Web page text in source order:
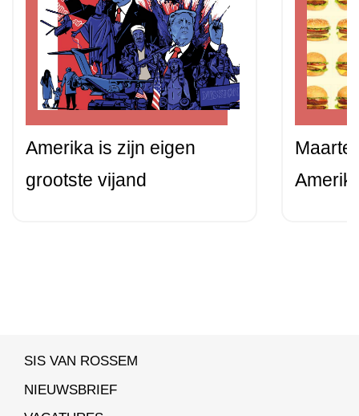
Amerika is zijn eigen
grootste vijand
SIS VAN ROSSEM
NIEUWSBRIEF